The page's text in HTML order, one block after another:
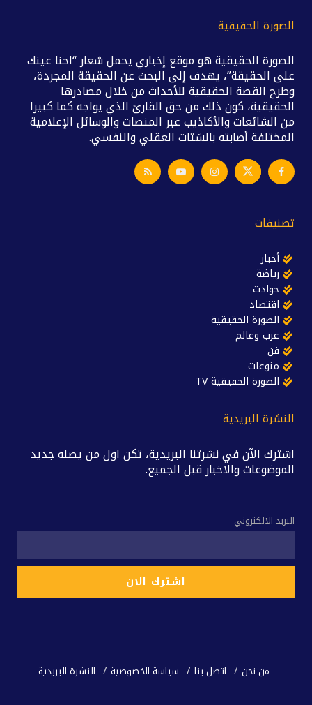
الصورة الحقيقية
الصورة الحقيقية هو موقع إخباري يحمل شعار “احنا عينك
على الحقيقة”، يهدف إلى البحث عن الحقيقة المجردة،
وطرح القصة الحقيقية للأحداث من خلال مصادرها
الحقيقية، كون ذلك من حق القارئ الذي يواجه كما كبيرا
من الشائعات والأكاذيب عبر المنصات والوسائل الإعلامية
المختلفة أصابته بالشتات العقلي والنفسي.
تصنيفات
أخبار
رياضة
حوادث
اقتصاد
الصورة الحقيقية
عرب وعالم
فن
منوعات
الصورة الحقيقية TV
النشرة البريدية
اشترك الآن في نشرتنا البريدية، تكن اول من يصله جديد
الموضوعات والاخبار قبل الجميع.
البريد الالكتروني
من نحن اتصل بنا سياسة الخصوصية النشرة البريدية